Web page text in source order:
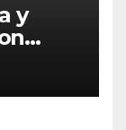
y